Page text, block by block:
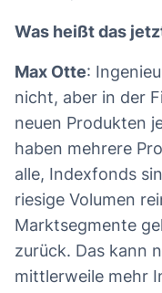
Was heißt das
Max Otte:
nicht, aber in der
neuen Produkten
haben mehrere
alle, Indexfonds
riesige Volumen
Marktsegmente
zurück. Das kann
mittlerweile mehr